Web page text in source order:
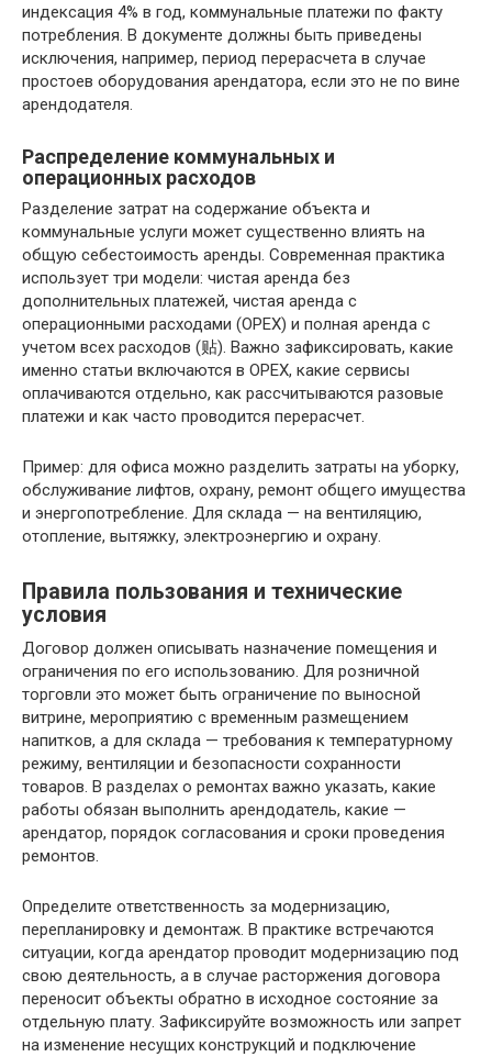
индексация 4% в год, коммунальные платежи по факту
потребления. В документе должны быть приведены
исключения, например, период перерасчета в случае
простоев оборудования арендатора, если это не по вине
арендодателя.
Распределение коммунальных и
операционных расходов
Разделение затрат на содержание объекта и
коммунальные услуги может существенно влиять на
общую себестоимость аренды. Современная практика
использует три модели: чистая аренда без
дополнительных платежей, чистая аренда с
операционными расходами (OPEX) и полная аренда с
учетом всех расходов (贴). Важно зафиксировать, какие
именно статьи включаются в OPEX, какие сервисы
оплачиваются отдельно, как рассчитываются разовые
платежи и как часто проводится перерасчет.
Пример: для офиса можно разделить затраты на уборку,
обслуживание лифтов, охрану, ремонт общего имущества
и энергопотребление. Для склада — на вентиляцию,
отопление, вытяжку, электроэнергию и охрану.
Правила пользования и технические
условия
Договор должен описывать назначение помещения и
ограничения по его использованию. Для розничной
торговли это может быть ограничение по выносной
витрине, мероприятию с временным размещением
напитков, а для склада — требования к температурному
режиму, вентиляции и безопасности сохранности
товаров. В разделах о ремонтах важно указать, какие
работы обязан выполнить арендодатель, какие —
арендатор, порядок согласования и сроки проведения
ремонтов.
Определите ответственность за модернизацию,
перепланировку и демонтаж. В практике встречаются
ситуации, когда арендатор проводит модернизацию под
свою деятельность, а в случае расторжения договора
переносит объекты обратно в исходное состояние за
отдельную плату. Зафиксируйте возможность или запрет
на изменение несущих конструкций и подключение